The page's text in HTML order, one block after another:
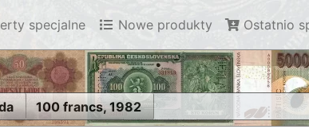
specjalne Nowe produkty Ostatnio
100 francs, 1982